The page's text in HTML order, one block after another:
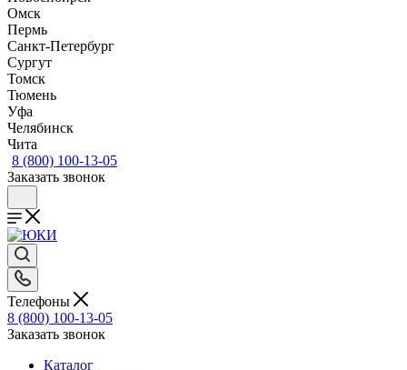
Омск
Пермь
Санкт-Петербург
Сургут
Томск
Тюмень
Уфа
Челябинск
Чита
8 (800) 100-13-05
Заказать звонок
Телефоны
8 (800) 100-13-05
Заказать звонок
Каталог